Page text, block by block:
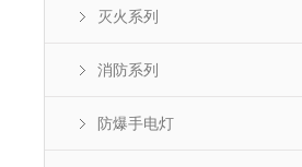
灭火系列
消防系列
防爆手电灯